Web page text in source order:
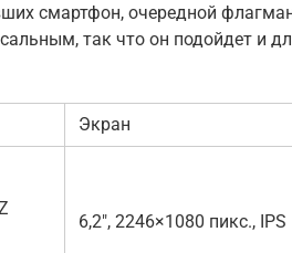
смартфон, очередной
так что он подойдет и
Экран
6,2″, 2246×1080 пикс., IPS